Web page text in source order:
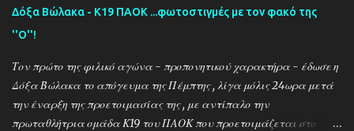
Δόξα Βώλακα - Κ19 ΠΑΟΚ ...φωτοστιγμές με τον φακό της
''Ο''!
Τον πρώτο της φιλικό αγώνα - προπονητικού χαρακτήρα - έδωσε η
Δόξα Βώλακα το απόγευμα της Πέμπτης , λίγα μόλις 24ωρα μετά
την έναρξη της προετοιμασίας της , με αντίπαλο την
πρωταθλήτρια ομάδα Κ19 του ΠΑΟΚ που προετοιμάζεται στο